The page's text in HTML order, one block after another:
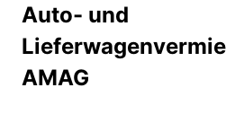
Auto- und
AMAG